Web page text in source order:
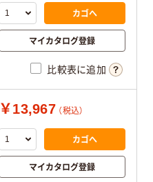
カゴへ
マイカタログ登録
比較表に追加
￥13,967 （税込）
カゴへ
マイカタログ登録